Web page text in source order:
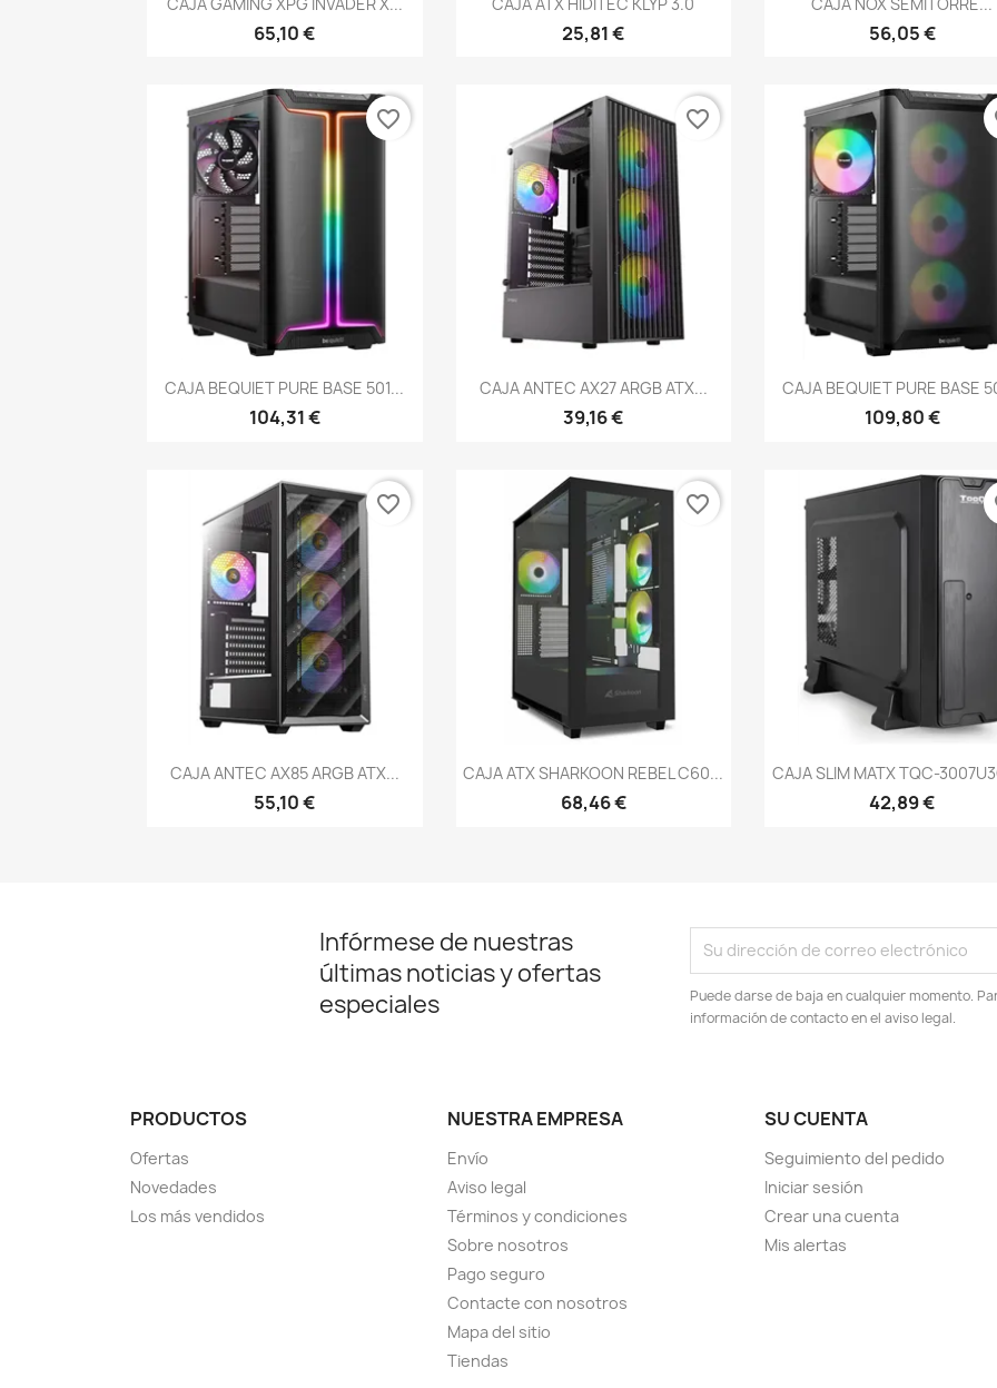
65,10 € 25,81 € 56,05 €
 Vista rápida
CAJA BEQUIET PURE BASE 501...
104,31 €
favorite_border
Vista rápida
CAJA ANTEC AX27 ARGB ATX...
39,16 €
favorite_border
 Vista rápida
CAJA BEQUIET PURE BASE
109,80 €
Vista rápida
CAJA ANTEC AX85 ARGB ATX...
55,10 €
favorite_border
Vista rápida
CAJA ATX SHARKOON REBEL C60...
68,46 €
favorite_border
Vista rápida
CAJA SLIM MATX TQC-
42,89 €
Infórmese de nuestras
últimas noticias y ofertas
especiales
Puede darse de baja en cualquier momento.
información de contacto en el aviso legal.
PRODUCTOS
Ofertas
Novedades
Los más vendidos
NUESTRA EMPRESA
Envío
Aviso legal
Términos y condiciones
Sobre nosotros
Pago seguro
Contacte con nosotros
Mapa del sitio
Tiendas
SU CUENTA
Seguimiento del pedido
Iniciar sesión
Crear una cuenta
Mis alertas